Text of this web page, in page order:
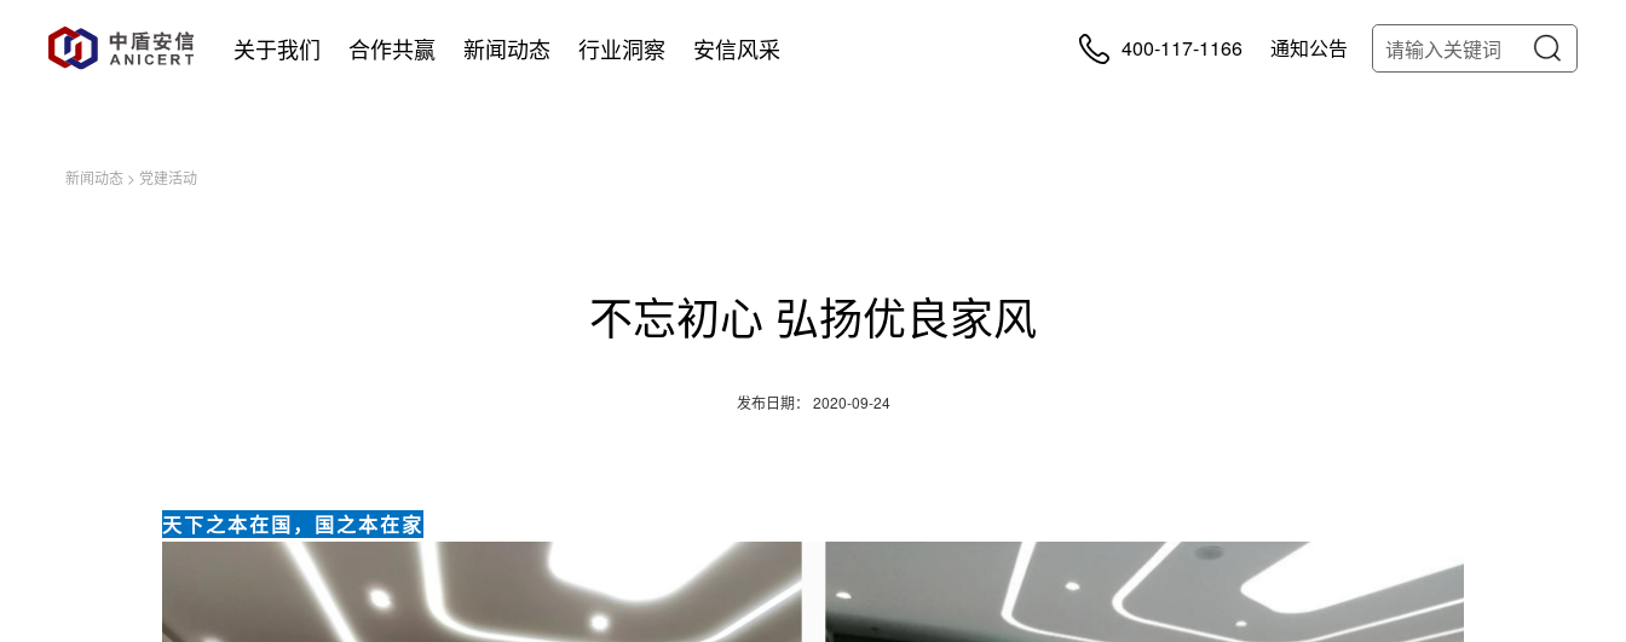
关于我们 合作共赢 新闻动态 行业洞察 安信风采 400-117-1166 通知公告
新闻动态> 党建活动
不忘初心 弘扬优良家风
发布日期： 2020-09-24
天下之本在国，国之本在家